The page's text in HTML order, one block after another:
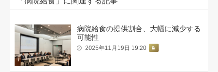
病院給食の提供割合、大幅に減少する
可能性
2025年11月19日 19:20